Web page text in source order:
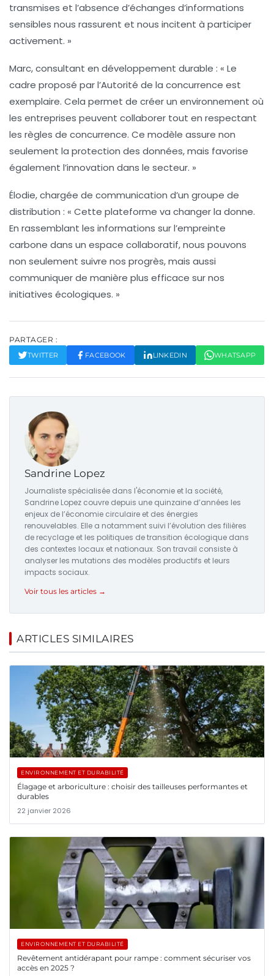
transmises et l’absence d’échanges d’informations
sensibles nous rassurent et nous incitent à participer
activement. »
Marc, consultant en développement durable : « Le
cadre proposé par l’Autorité de la concurrence est
exemplaire. Cela permet de créer un environnement où
les entreprises peuvent collaborer tout en respectant
les règles de concurrence. Ce modèle assure non
seulement la protection des données, mais favorise
également l’innovation dans le secteur. »
Élodie, chargée de communication d’un groupe de
distribution : « Cette plateforme va changer la donne.
En rassemblant les informations sur l’empreinte
carbone dans un espace collaboratif, nous pouvons
non seulement suivre nos progrès, mais aussi
communiquer de manière plus efficace sur nos
initiatives écologiques. »
PARTAGER :
TWITTER FACEBOOK LINKEDIN WHATSAPP
Sandrine Lopez
Journaliste spécialisée dans l'économie et la société,
Sandrine Lopez couvre depuis une quinzaine d’années les
enjeux de l’économie circulaire et des énergies
renouvelables. Elle a notamment suivi l’évolution des filières
de recyclage et les politiques de transition écologique dans
des contextes locaux et nationaux. Son travail consiste à
analyser les mutations des modèles productifs et leurs
impacts sociaux.
Voir tous les articles →
ARTICLES SIMILAIRES
ENVIRONNEMENT ET DURABILITÉ
Élagage et arboriculture : choisir des tailleuses performantes et
durables
22 janvier 2026
ENVIRONNEMENT ET DURABILITÉ
Revêtement antidérapant pour rampe : comment sécuriser vos
accès en 2025 ?